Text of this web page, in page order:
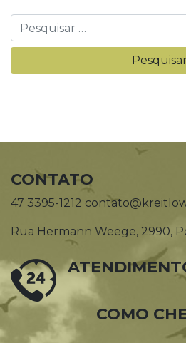
CONTATO
47 3395-1212
Rua Hermann Weege, 2990,
COMO